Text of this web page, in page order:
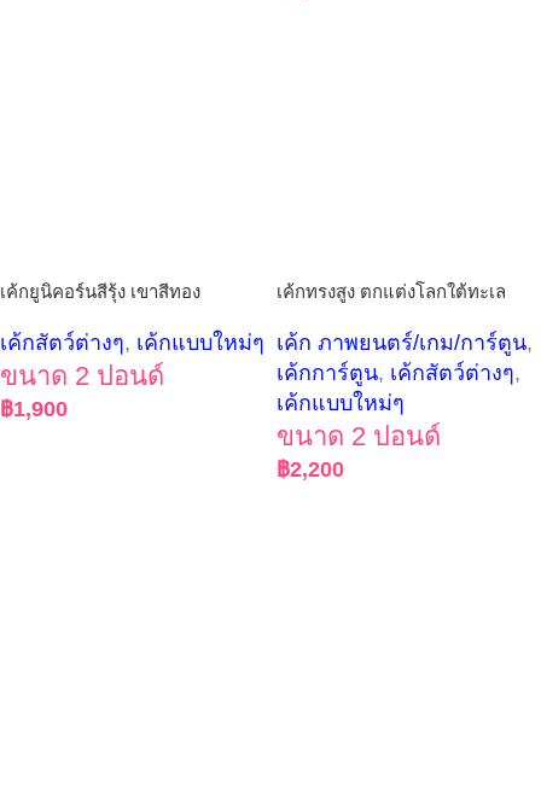
เค้กยูนิคอร์นสีรุ้ง เขาสีทอง
เค้กสัตว์ต่างๆ, เค้กแบบใหม่ๆ
ขนาด 2 ปอนด์
฿1,900
เค้กทรงสูง ตกแต่งโลกใต้ทะเล
เค้ก ภาพยนตร์/เกม/การ์ตูน,
เค้กการ์ตูน, เค้กสัตว์ต่างๆ,
เค้กแบบใหม่ๆ
ขนาด 2 ปอนด์
฿2,200